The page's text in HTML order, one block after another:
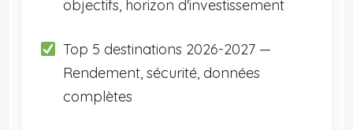
objectifs, horizon d'investissement
Top 5 destinations 2026-2027 —
Rendement, sécurité, données
complètes